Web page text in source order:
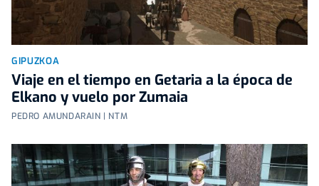
GIPUZKOA
Viaje en el tiempo en Getaria a la época de
Elkano y vuelo por Zumaia
PEDRO AMUNDARAIN | NTM